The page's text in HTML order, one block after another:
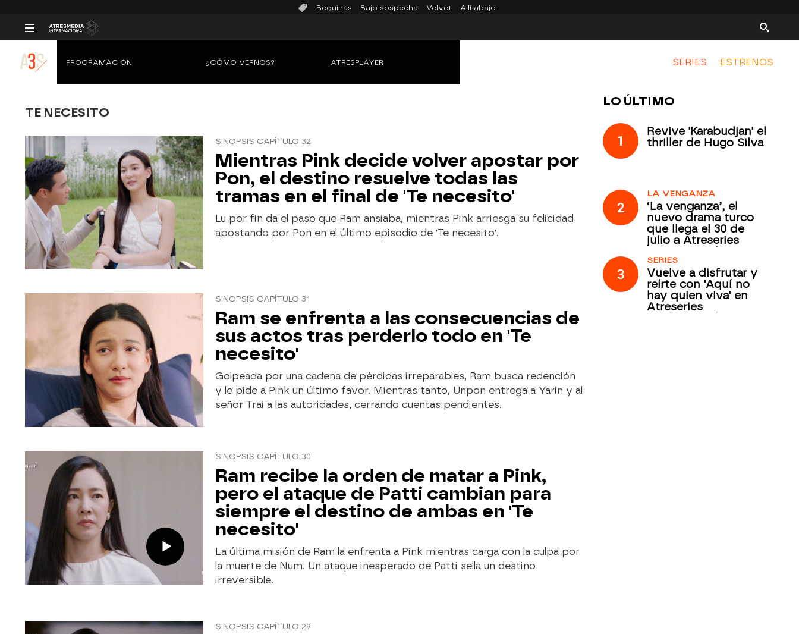
Beguinas Bajo sospecha Velvet Allí abajo
SERIES ESTRENOS
PROGRAMACIÓN ¿CÓMO VERNOS? ATRESPLAYER
TE NECESITO
SINOPSIS CAPÍTULO 32
Mientras Pink decide volver apostar por
Pon, el destino resuelve todas las
tramas en el final de 'Te necesito'
Lu por fin da el paso que Ram ansiaba, mientras Pink arriesga su felicidad
apostando por Pon en el último episodio de 'Te necesito'.
SINOPSIS CAPÍTULO 31
Ram se enfrenta a las consecuencias de
sus actos tras perderlo todo en 'Te
necesito'
Golpeada por una cadena de pérdidas irreparables, Ram busca redención
y le pide a Pink un último favor. Mientras tanto, Unpon entrega a Yarin y al
señor Trai a las autoridades, cerrando cuentas pendientes.
SINOPSIS CAPÍTULO 30
Ram recibe la orden de matar a Pink,
pero el ataque de Patti cambian para
siempre el destino de ambas en 'Te
necesito'
La última misión de Ram la enfrenta a Pink mientras carga con la culpa por
la muerte de Num. Un ataque inesperado de Patti sella un destino
irreversible.
SINOPSIS CAPÍTULO 29
LO ÚLTIMO
1
Revive 'Karabudjan' el
thriller de Hugo Silva
2
LA VENGANZA
‘La venganza’, el
nuevo drama turco
que llega el 30 de
julio a Atreseries
Internacional
3
SERIES
Vuelve a disfrutar y
reírte con 'Aquí no
hay quien viva' en
Atreseries
Internacional